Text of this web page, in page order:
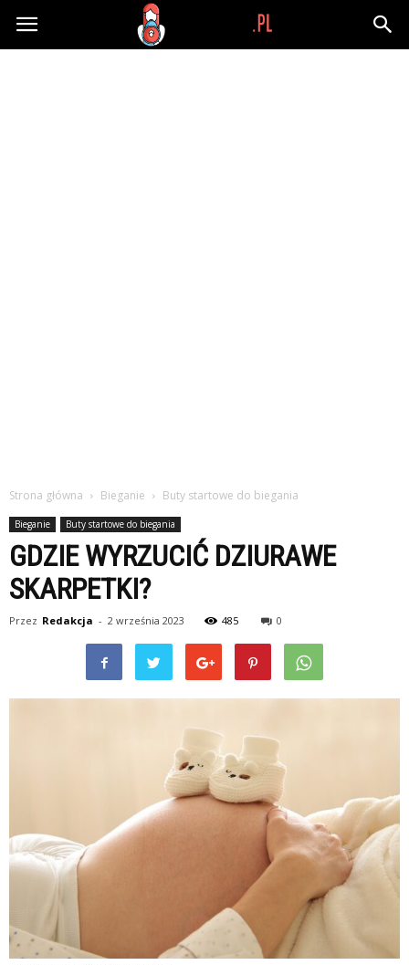
Wypaplani.pl
Strona główna Bieganie Buty startowe do biegania
Bieganie Buty startowe do biegania
GDZIE WYRZUCIĆ DZIURAWE
SKARPETKI?
Przez Redakcja - 2 września 2023 485 0